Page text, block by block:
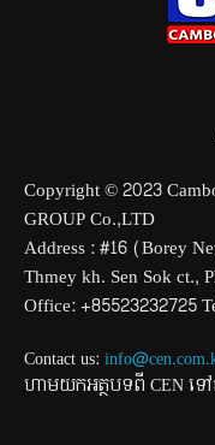
Copyright © 2023
GROUP Co.,LTD
Address : #16 (Borey
Thmey kh. Sen Sok ct.,
Office: +85523232725
Contact us:
ហាមយកអត្ថបទពី CEN ទៅ